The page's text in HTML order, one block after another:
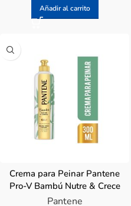
Añadir al carrito
Crema para Peinar Pantene
Pro-V Bambú Nutre & Crece
– Frasco 300 ML
Pantene